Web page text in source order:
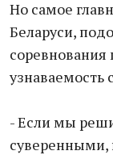
Но самое
Беларуси,
узнаваемость
- Если мы
суверенными,